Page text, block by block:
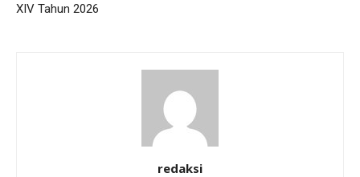
XIV Tahun 2026
redaksi